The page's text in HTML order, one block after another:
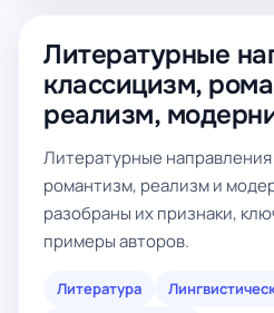
Литературные
классицизм,
реализм,
Литературные направления
романтизм, реализм и
разобраны их признаки,
примеры авторов.
Литература